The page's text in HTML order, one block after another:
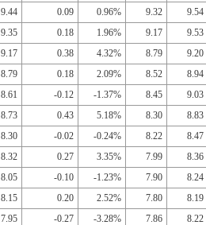
9.44 0.09 0.96% 9.32 9.54
9.35 0.18 1.96% 9.17 9.53
9.17 0.38 4.32% 8.79 9.20
8.79 0.18 2.09% 8.52 8.94
8.61 -0.12 -1.37% 8.45 9.03
8.73 0.43 5.18% 8.30 8.83
8.30 -0.02 -0.24% 8.22 8.47
8.32 0.27 3.35% 7.99 8.36
8.05 -0.10 -1.23% 7.90 8.24
8.15 0.20 2.52% 7.80 8.19
7.95 -0.27 -3.28% 7.86 8.22